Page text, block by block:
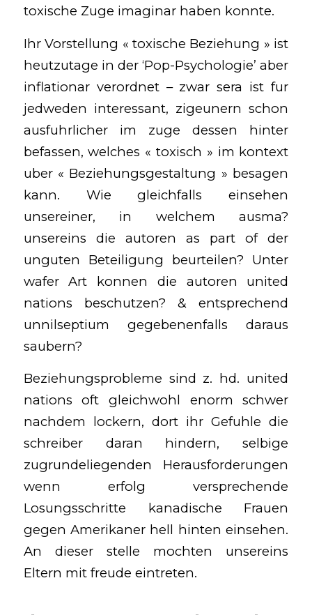
toxische Zuge imaginar haben konnte.
Ihr Vorstellung « toxische Beziehung » ist
heutzutage in der ‘Pop-Psychologie’ aber
inflationar verordnet – zwar sera ist fur
jedweden interessant, zigeunern schon
ausfuhrlicher im zuge dessen hinter
befassen, welches « toxisch » im kontext
uber « Beziehungsgestaltung » besagen
kann. Wie gleichfalls einsehen
unsereiner, in welchem ausma?
unsereins die autoren as part of der
unguten Beteiligung beurteilen? Unter
wafer Art konnen die autoren united
nations beschutzen? & entsprechend
unnilseptium gegebenenfalls daraus
saubern?
Beziehungsprobleme sind z. hd. united
nations oft gleichwohl enorm schwer
nachdem lockern, dort ihr Gefuhle die
schreiber daran hindern, selbige
zugrundeliegenden Herausforderungen
wenn erfolg versprechende
Losungsschritte kanadische Frauen
gegen Amerikaner hell hinten einsehen.
An dieser stelle mochten unsereins
Eltern mit freude eintreten.